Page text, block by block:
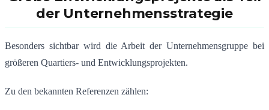
der Unternehmensstrategie
Besonders sichtbar wird die Arbeit der Unternehmensgruppe bei
größeren Quartiers- und Entwicklungsprojekten.
Zu den bekannten Referenzen zählen: